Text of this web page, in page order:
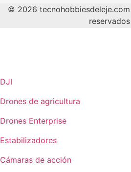
© 2026
reservados
DJI
Drones de agricultura
Drones Enterprise
Estabilizadores
Cámaras de acción